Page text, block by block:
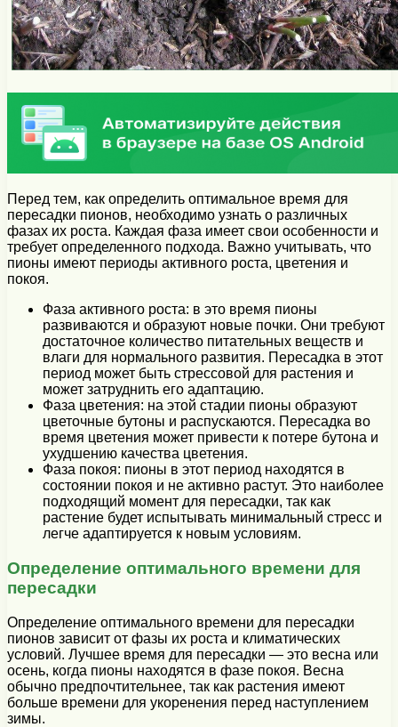
Перед тем, как определить оптимальное время для
пересадки пионов, необходимо узнать о различных
фазах их роста. Каждая фаза имеет свои особенности и
требует определенного подхода. Важно учитывать, что
пионы имеют периоды активного роста, цветения и
покоя.
Фаза активного роста: в это время пионы
развиваются и образуют новые почки. Они требуют
достаточное количество питательных веществ и
влаги для нормального развития. Пересадка в этот
период может быть стрессовой для растения и
может затруднить его адаптацию.
Фаза цветения: на этой стадии пионы образуют
цветочные бутоны и распускаются. Пересадка во
время цветения может привести к потере бутона и
ухудшению качества цветения.
Фаза покоя: пионы в этот период находятся в
состоянии покоя и не активно растут. Это наиболее
подходящий момент для пересадки, так как
растение будет испытывать минимальный стресс и
легче адаптируется к новым условиям.
Определение оптимального времени для
пересадки
Определение оптимального времени для пересадки
пионов зависит от фазы их роста и климатических
условий. Лучшее время для пересадки — это весна или
осень, когда пионы находятся в фазе покоя. Весна
обычно предпочтительнее, так как растения имеют
больше времени для укоренения перед наступлением
зимы.